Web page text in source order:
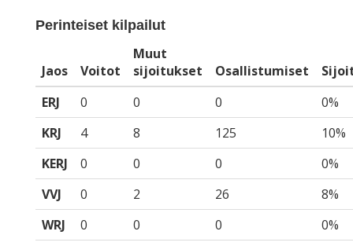
Perinteiset kilpailut
Jaos Voitot
Muut
sijoitukset
Osallistumiset
ERJ
0 0 0
0%
KRJ
4 8 125
10%
KERJ
0 0 0
0%
VVJ
0 2 26
8%
WRJ
0 0 0
0%